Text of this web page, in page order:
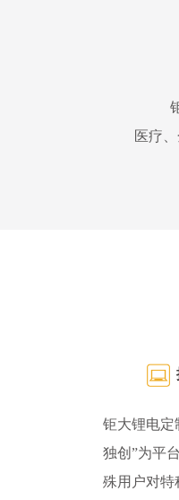
医疗
钜大锂电定
独创”为平
殊用户对特